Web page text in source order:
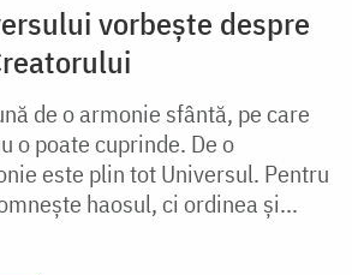
vorbește despre
de o armonie sfântă, pe care
o poate cuprinde. De o
este plin tot Universul. Pentru
haosul, ci ordinea și...